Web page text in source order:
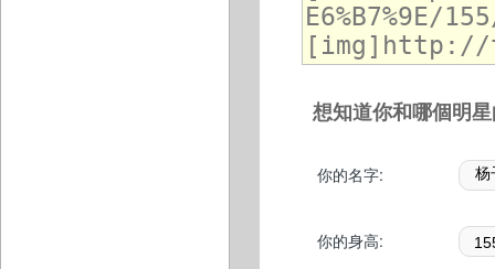
想知道你和哪個明
你的名字:
你的身高: